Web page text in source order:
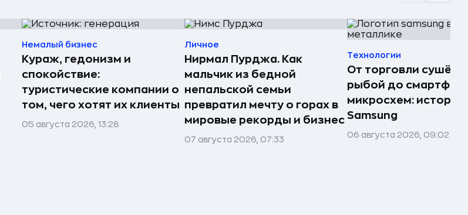
Немалый бизнес
Кураж, гедонизм и
спокойствие:
туристические компании о
том, чего хотят их клиенты
05 августа 2026, 13:28
Личное
Нирмал Пурджа. Как
мальчик из бедной
непальской семьи
превратил мечту о горах в
мировые рекорды и бизнес
07 августа 2026, 07:33
Технологии
От торговли
рыбой до
микросхем: история
Samsung
06 августа 2026, 09:02